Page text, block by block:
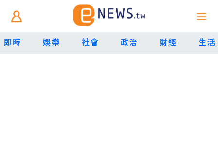
即時 娛樂 社會 政治 財經 生活